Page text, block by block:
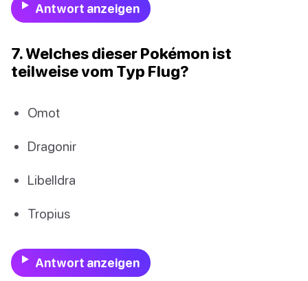
Antwort anzeigen
7. Welches dieser Pokémon ist
teilweise vom Typ Flug?
Omot
Dragonir
Libelldra
Tropius
Antwort anzeigen